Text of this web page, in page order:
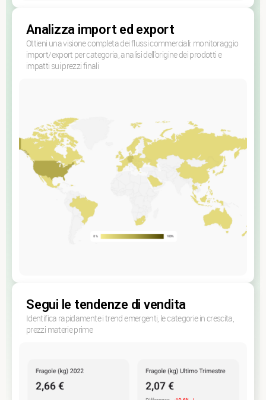
Analizza import ed export
Ottieni una visione completa dei flussi commerciali: monitoraggio
import/export per categoria, analisi dell'origine dei prodotti e
impatti sui prezzi finali
Segui le tendenze di vendita
Identifica rapidamente i trend emergenti, le categorie in crescita,
prezzi materie prime